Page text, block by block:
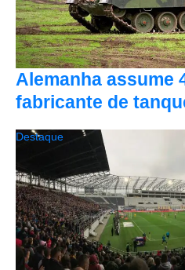
Alemanha assume
fabricante de
Destaque